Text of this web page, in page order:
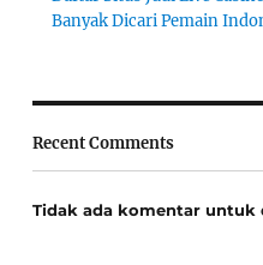
Banyak Dicari Pemain
Recent Comments
Tidak ada komentar untuk